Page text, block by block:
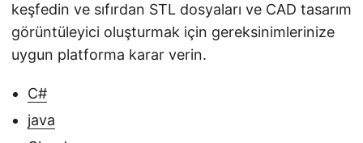
keşfedin ve sıfırdan STL dosyaları ve CAD tasarım
görüntüleyici oluşturmak için gereksinimlerinize
uygun platforma karar verin.
C#
java